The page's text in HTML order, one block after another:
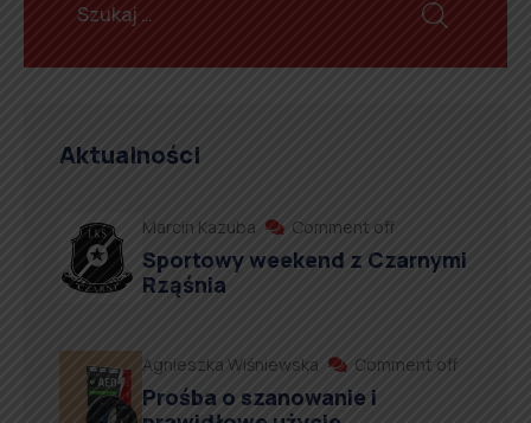
Aktualności
Marcin Kazuba Comment off
Sportowy weekend z Czarnymi
Rząśnia
Agnieszka Wiśniewska Comment off
Prośba o szanowanie i